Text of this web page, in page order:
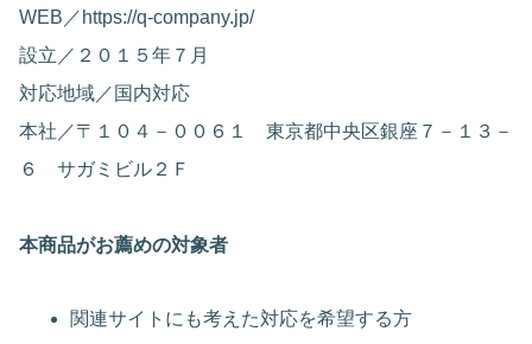
WEB／https://q-company.jp/
設立／２０１５年７月
対応地域／国内対応
本社／〒１０４－００６１ 東京都中央区銀座７－１３－
６ サガミビル２Ｆ
本商品がお薦めの対象者
関連サイトにも考えた対応を希望する方